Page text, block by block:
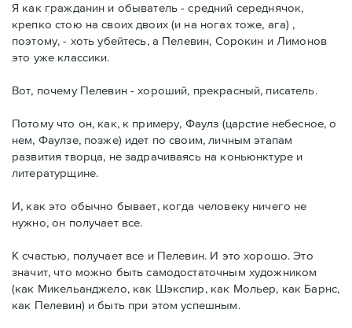
Я как гражданин и обыватель - средний середнячок,
крепко стою на своих двоих (и на ногах тоже, ага) ,
поэтому, - хоть убейтесь, а Пелевин, Сорокин и Лимонов
это уже классики.
Вот, почему Пелевин - хороший, прекрасный, писатель.
Потому что он, как, к примеру, Фаулз (царстие небесное, о
нем, Фаулзе, позже) идет по своим, личным этапам
развития творца, не задрачиваясь на коньюнктуре и
литературщине.
И, как это обычно бывает, когда человеку ничего не
нужно, он получает все.
К счастью, получает все и Пелевин. И это хорошо. Это
значит, что можно быть самодостаточным художником
(как Микельанджело, как Шэкспир, как Мольер, как Барнс,
как Пелевин) и быть при этом успешным.